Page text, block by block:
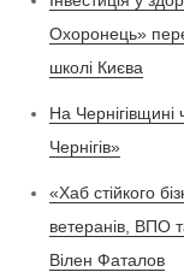
Охоронець»
школі Києва
На
Чернігів»
«Хаб стійкого
ветеранів, ВПО
Вілен Фаталов